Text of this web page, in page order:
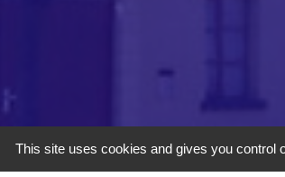
This site uses cookies and gives you control